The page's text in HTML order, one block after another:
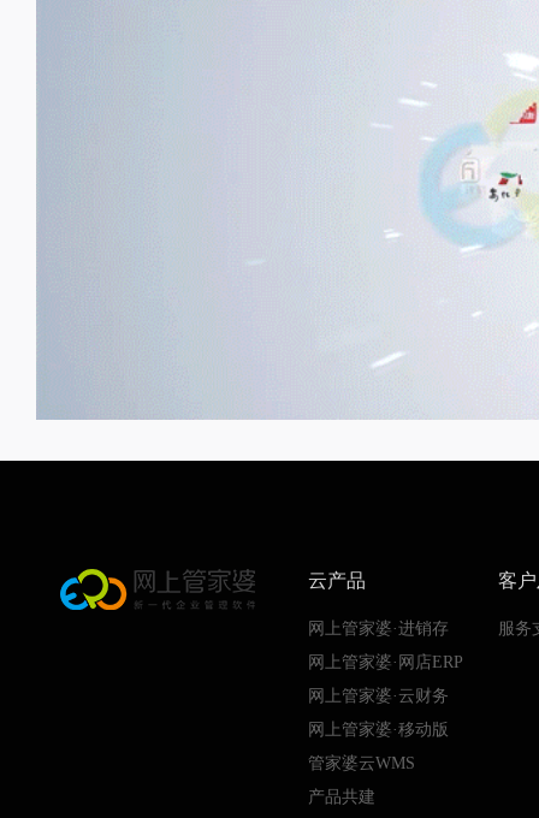
云产品
网上管家婆·进销存
网上管家婆·网店ERP
网上管家婆·云财务
网上管家婆·移动版
管家婆云WMS
产品共建
客
服务